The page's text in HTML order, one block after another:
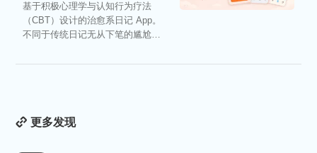
基于积极心理学与认知行为疗法
（CBT）设计的治愈系日记 App。
不同于传统日记无从下笔的尴尬，
更多发现